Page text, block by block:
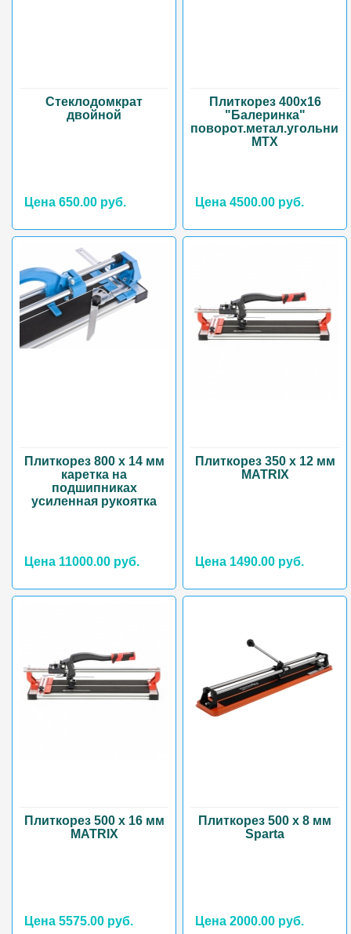
Стеклодомкрат
двойной
Цена 650.00 руб.
Плиткорез 400х16
"Балеринка"
поворот.метал.угольник
MTX
Цена 4500.00 руб.
Плиткорез 800 х 14 мм
каретка на
подшипниках
усиленная рукоятка
Цена 11000.00 руб.
Плиткорез 350 х 12 мм
MATRIX
Цена 1490.00 руб.
Плиткорез 500 х 16 мм
MATRIX
Цена 5575.00 руб.
Плиткорез 500 х 8 мм
Sparta
Цена 2000.00 руб.